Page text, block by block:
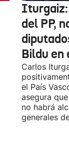
Iturgaiz:
del PP,
Bildu en
Carlos
el País
asegura
no habrá
generales